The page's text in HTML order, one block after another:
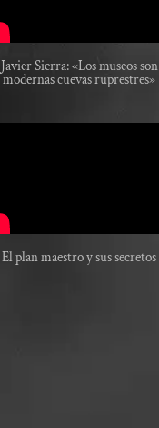
Javier Sierra: «Los museos son
modernas cuevas ruprestres»
El plan maestro y sus secretos